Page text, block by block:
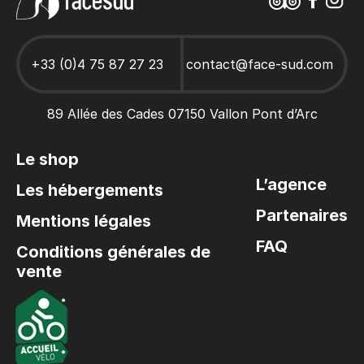
+33 (0)4 75 87 27 23 contact@face-sud.com
89 Allée des Cades 07150 Vallon Pont d’Arc
Le shop
Les hébergements
Mentions légales
Conditions générales de
vente
L’agence
Partenaires
FAQ
Spéléo Ardèche
Ardèche en famille